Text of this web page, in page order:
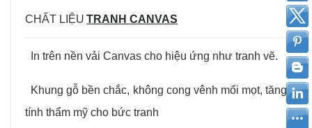
CHẤT LIỆU TRANH CANVAS
In trên nền vải Canvas cho hiệu ứng như tranh vẽ.
Khung gỗ bền chắc, không cong vênh mối mọt, tăng
tính thẩm mỹ cho bức tranh